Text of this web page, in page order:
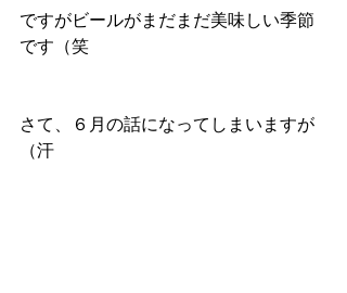
ですがビールがまだまだ美味しい季節
です（笑
さて、６月の話になってしまいますが
（汗